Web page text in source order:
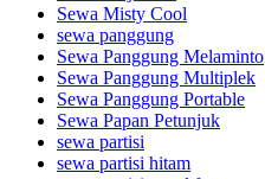
Sewa Misty Cool
sewa panggung
Sewa Panggung Melaminto
Sewa Panggung Multiplek
Sewa Panggung Portable
Sewa Papan Petunjuk
sewa partisi
sewa partisi hitam